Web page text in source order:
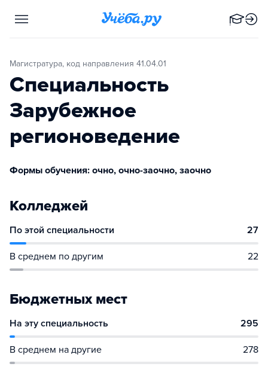
Магистратура, код направления 41.04.01
Специальность
Зарубежное
регионоведение
Формы обучения: очно, очно-заочно, заочно
Колледжей
По этой специальности 27
В среднем по другим 22
Бюджетных мест
На эту специальность 295
В среднем на другие 278